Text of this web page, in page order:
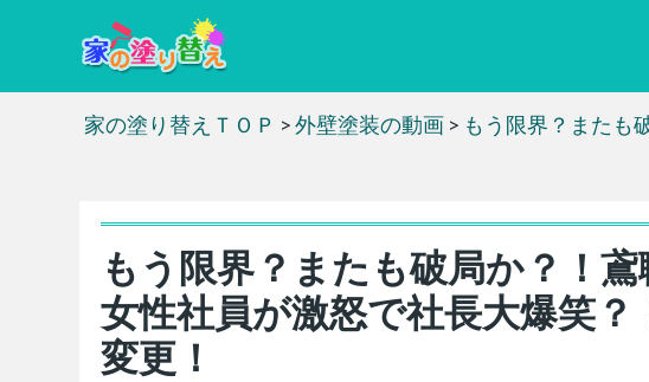
家の塗り替えＴＯＰ >外壁塗装の動画 > もう限界？またも
もう限界？またも破局か？！
女性社員が激怒で社長大爆笑
変更！